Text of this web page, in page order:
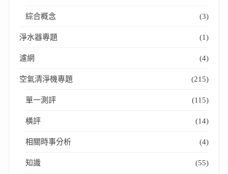
綜合概念 (3)
淨水器專題 (1)
濾網 (4)
空氣清淨機專題 (215)
單一測評 (115)
橫評 (14)
相關時事分析 (4)
知識 (55)